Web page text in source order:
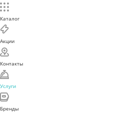
Каталог
Акции
Контакты
Услуги
Бренды